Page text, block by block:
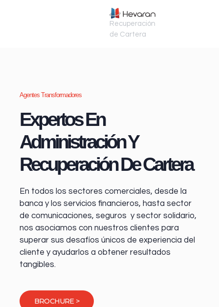
Recuperación
de Cartera
Agentes Transformadores
Expertos En
Administración Y
Recuperación De Cartera
En todos los sectores comerciales, desde la
banca y los servicios financieros, hasta sector
de comunicaciones, seguros y sector solidario,
nos asociamos con nuestros clientes para
superar sus desafíos únicos de experiencia del
cliente y ayudarlos a obtener resultados
tangibles.
BROCHURE >